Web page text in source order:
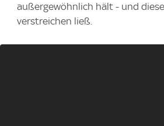
außergewöhnlich hält - und
verstreichen ließ.